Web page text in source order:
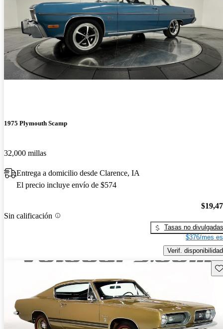
1975 Plymouth Scamp
32,000 millas
Entrega a domicilio desde Clarence, IA
El precio incluye envío de $574
Sin calificación
Tasas no divulgadas
$376/mes
Verif. disponibilidad